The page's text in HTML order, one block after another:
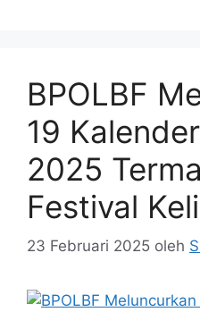
BPOLBF
19
2025
Festival
23 Februari 2025 oleh